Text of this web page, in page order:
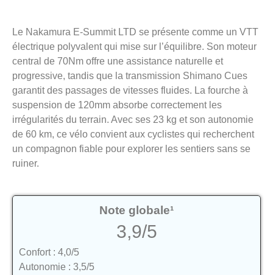
Le Nakamura E-Summit LTD se présente comme un VTT
électrique polyvalent qui mise sur l’équilibre. Son moteur
central de 70Nm offre une assistance naturelle et
progressive, tandis que la transmission Shimano Cues
garantit des passages de vitesses fluides. La fourche à
suspension de 120mm absorbe correctement les
irrégularités du terrain. Avec ses 23 kg et son autonomie
de 60 km, ce vélo convient aux cyclistes qui recherchent
un compagnon fiable pour explorer les sentiers sans se
ruiner.
Note globale¹
3,9/5
Confort : 4,0/5
Autonomie : 3,5/5